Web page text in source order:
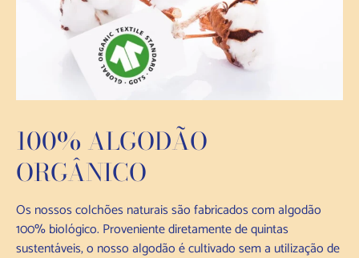
100% ALGODÃO
ORGÂNICO
Os nossos colchões naturais são fabricados com algodão
100% biológico. Proveniente diretamente de quintas
sustentáveis, o nosso algodão é cultivado sem a utilização de